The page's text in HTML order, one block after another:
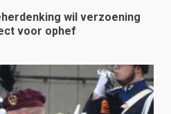
wil verzoening
voor ophef